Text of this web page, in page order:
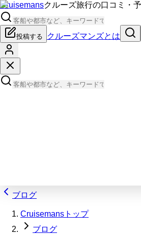
Cruisemansクルーズ旅行の口コミ・
投稿する クルーズマンズとは
ブログ
Cruisemansトップ
ブログ